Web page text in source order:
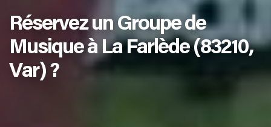
Réservez un Groupe de
Musique à La Farlède (83210,
Var) ?